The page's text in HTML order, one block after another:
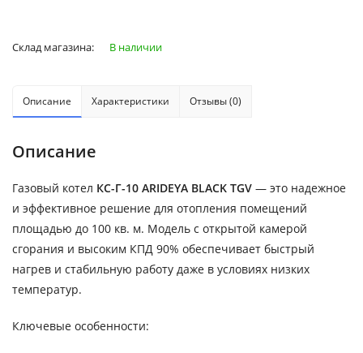
Склад магазина: В наличии
Описание Характеристики Отзывы (0)
Описание
Газовый котел КС-Г-10 ARIDEYA BLACK TGV — это надежное
и эффективное решение для отопления помещений
площадью до 100 кв. м. Модель с открытой камерой
сгорания и высоким КПД 90% обеспечивает быстрый
нагрев и стабильную работу даже в условиях низких
температур.
Ключевые особенности: